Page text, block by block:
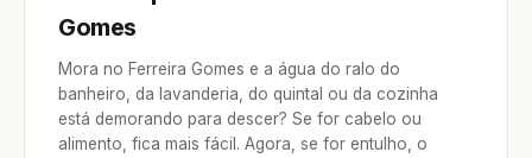
Gomes
Mora no Ferreira Gomes e a água do ralo do
banheiro, da lavanderia, do quintal ou da cozinha
está demorando para descer? Se for cabelo ou
alimento, fica mais fácil. Agora, se for entulho, o